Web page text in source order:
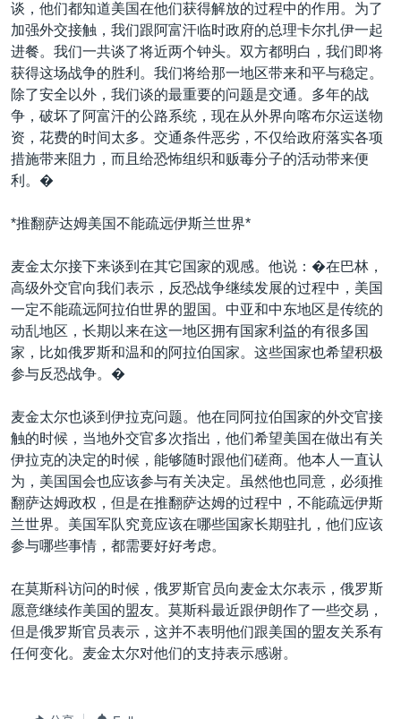
谈，他们都知道美国在他们获得解放的过程中的作用。为了
加强外交接触，我们跟阿富汗临时政府的总理卡尔扎伊一起
进餐。我们一共谈了将近两个钟头。双方都明白，我们即将
获得这场战争的胜利。我们将给那一地区带来和平与稳定。
除了安全以外，我们谈的最重要的问题是交通。多年的战
争，破坏了阿富汗的公路系统，现在从外界向喀布尔运送物
资，花费的时间太多。交通条件恶劣，不仅给政府落实各项
措施带来阻力，而且给恐怖组织和贩毒分子的活动带来便
利。�
*推翻萨达姆美国不能疏远伊斯兰世界*
麦金太尔接下来谈到在其它国家的观感。他说：�在巴林，
高级外交官向我们表示，反恐战争继续发展的过程中，美国
一定不能疏远阿拉伯世界的盟国。中亚和中东地区是传统的
动乱地区，长期以来在这一地区拥有国家利益的有很多国
家，比如俄罗斯和温和的阿拉伯国家。这些国家也希望积极
参与反恐战争。�
麦金太尔也谈到伊拉克问题。他在同阿拉伯国家的外交官接
触的时候，当地外交官多次指出，他们希望美国在做出有关
伊拉克的决定的时候，能够随时跟他们磋商。他本人一直认
为，美国国会也应该参与有关决定。虽然他也同意，必须推
翻萨达姆政权，但是在推翻萨达姆的过程中，不能疏远伊斯
兰世界。美国军队究竟应该在哪些国家长期驻扎，他们应该
参与哪些事情，都需要好好考虑。
在莫斯科访问的时候，俄罗斯官员向麦金太尔表示，俄罗斯
愿意继续作美国的盟友。莫斯科最近跟伊朗作了一些交易，
但是俄罗斯官员表示，这并不表明他们跟美国的盟友关系有
任何变化。麦金太尔对他们的支持表示感谢。